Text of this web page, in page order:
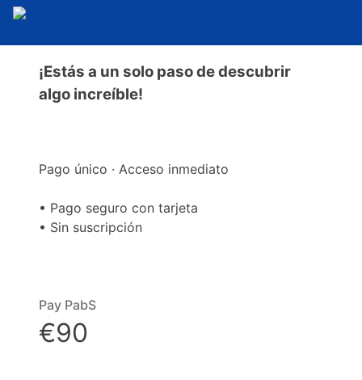
¡Estás a un solo paso de descubrir
algo increíble!
Pago único · Acceso inmediato
• Pago seguro con tarjeta
• Sin suscripción
Pay PabS
€90